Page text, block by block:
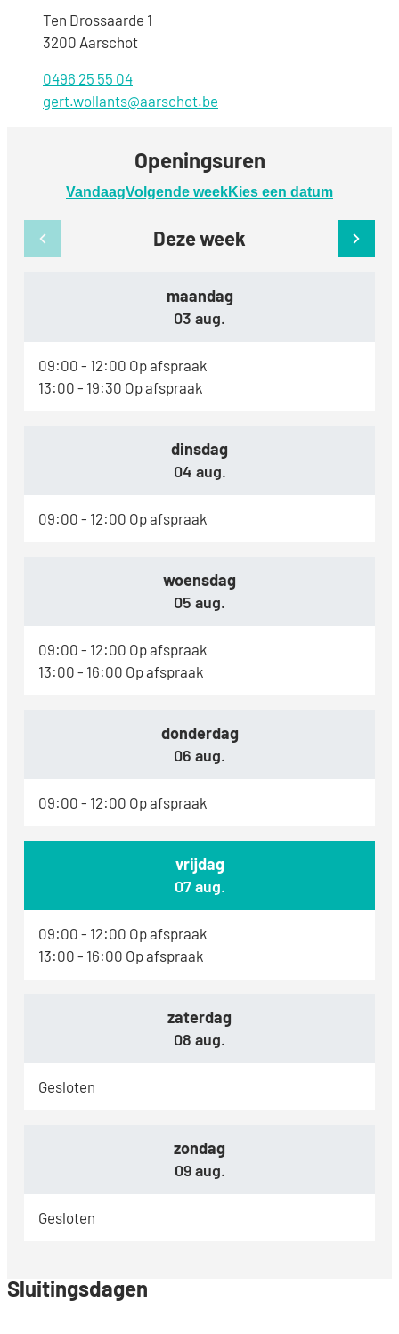
AdresTen Drossaarde 1
,3200 Aarschot
0496 25 55 04
E-mailgert.wollants@aarschot.be
Openingsuren
VandaagVolgende weekKies een datum
Deze week
Bekijk openingsuren van de week hiervoor Bekijk
maandag
03 aug.
09:00 - 12:00 Op afspraak
13:00 - 19:30 Op afspraak
dinsdag
04 aug.
09:00 - 12:00 Op afspraak
woensdag
05 aug.
09:00 - 12:00 Op afspraak
13:00 - 16:00 Op afspraak
donderdag
06 aug.
09:00 - 12:00 Op afspraak
vrijdag
07 aug.
09:00 - 12:00 Op afspraak
13:00 - 16:00 Op afspraak
zaterdag
08 aug.
Gesloten
zondag
09 aug.
Gesloten
Sluitingsdagen